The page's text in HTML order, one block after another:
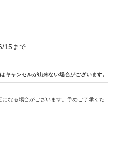
15まで
ャンセルが出来ない場合がございます。
なる場合がございます。予めご了承くだ